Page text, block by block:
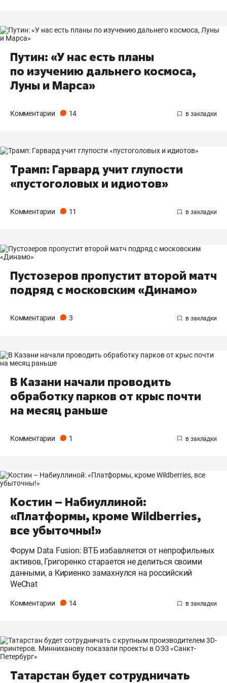
Путин: «У нас есть планы
по изучению дальнего космоса,
Луны и Марса»
Комментарии 14
Трамп: Гарвард учит глупости
«пустоголовых и идиотов»
Комментарии 11
Пустозеров пропустит второй матч
подряд с московским «Динамо»
Комментарии 3
В Казани начали проводить
обработку парков от крыс почти
на месяц раньше
Комментарии 1
Костин – Набиуллиной:
«Платформы, кроме Wildberries,
все убыточны!»
Форум Data Fusion: ВТБ избавляется от непрофильных
активов, Григоренко старается не делиться своими
данными, а Кириенко замахнулся на российский
WeChat
Комментарии 14
Татарстан будет сотрудничать